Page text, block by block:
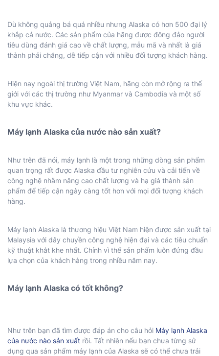
Dù không quảng bá quá nhiều nhưng Alaska có hơn 500 đại lý
khắp cả nước. Các sản phẩm của hãng được đông đảo người
tiêu dùng đánh giá cao về chất lượng, mẫu mã và nhất là giá
thành phải chăng, dễ tiếp cận với nhiều đối tượng khách hàng.
Hiện nay ngoài thị trường Việt Nam, hãng còn mở rộng ra thế
giới với các thị trường như Myanmar và Cambodia và một số
khu vực khác.
Máy lạnh Alaska của nước nào sản xuất?
Như trên đã nói, máy lạnh là một trong những dòng sản phẩm
quan trọng rất được Alaska đầu tư nghiên cứu và cải tiến về
công nghệ nhằm nâng cao chất lượng và hạ giá thành sản
phẩm để tiếp cận ngày càng tốt hơn với mọi đối tượng khách
hàng.
Máy lạnh Alaska là thương hiệu Việt Nam hiện được sản xuất tại
Malaysia với dây chuyền công nghệ hiện đại và các tiêu chuẩn
kỹ thuật khắt khe nhất. Chính vì thế sản phẩm luôn đứng đầu
lựa chọn của khách hàng trong nhiều năm nay.
Máy lạnh Alaska có tốt không?
Như trên bạn đã tìm được đáp án cho câu hỏi Máy lạnh Alaska
của nước nào sản xuất rồi. Tất nhiên nếu bạn chưa từng sử
dụng qua sản phẩm máy lạnh của Alaska sẽ có thể chưa trải